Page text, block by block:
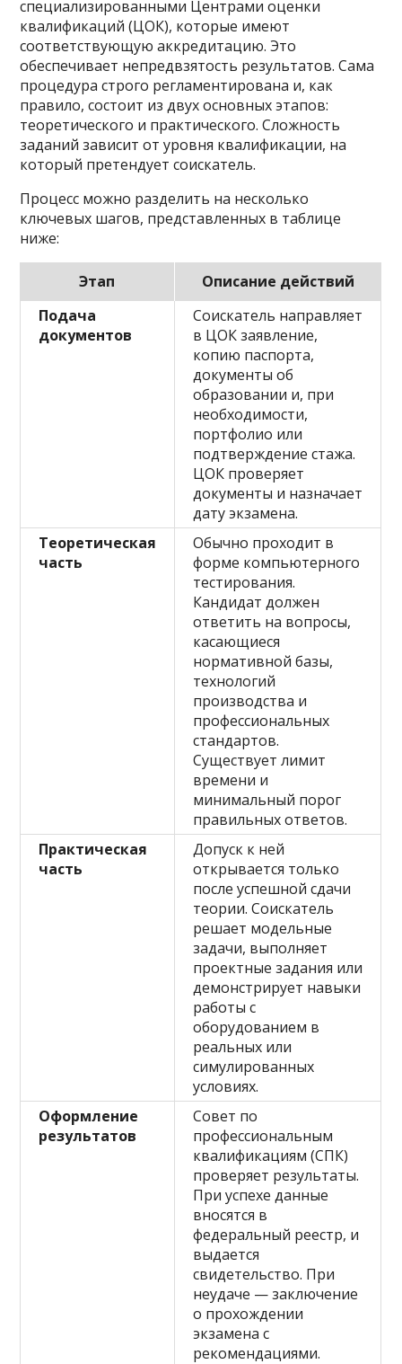
специализированными Центрами оценки
квалификаций (ЦОК), которые имеют
соответствующую аккредитацию. Это
обеспечивает непредвзятость результатов. Сама
процедура строго регламентирована и, как
правило, состоит из двух основных этапов:
теоретического и практического. Сложность
заданий зависит от уровня квалификации, на
который претендует соискатель.
Процесс можно разделить на несколько
ключевых шагов, представленных в таблице
ниже:
Этап
Описание действий
Подача
документов
Соискатель направляет
в ЦОК заявление,
копию паспорта,
документы об
образовании и, при
необходимости,
портфолио или
подтверждение стажа.
ЦОК проверяет
документы и назначает
дату экзамена.
Теоретическая
часть
Обычно проходит в
форме компьютерного
тестирования.
Кандидат должен
ответить на вопросы,
касающиеся
нормативной базы,
технологий
производства и
профессиональных
стандартов.
Существует лимит
времени и
минимальный порог
правильных ответов.
Практическая
часть
Допуск к ней
открывается только
после успешной сдачи
теории. Соискатель
решает модельные
задачи, выполняет
проектные задания или
демонстрирует навыки
работы с
оборудованием в
реальных или
симулированных
условиях.
Оформление
результатов
Совет по
профессиональным
квалификациям (СПК)
проверяет результаты.
При успехе данные
вносятся в
федеральный реестр, и
выдается
свидетельство. При
неудаче — заключение
о прохождении
экзамена с
рекомендациями.